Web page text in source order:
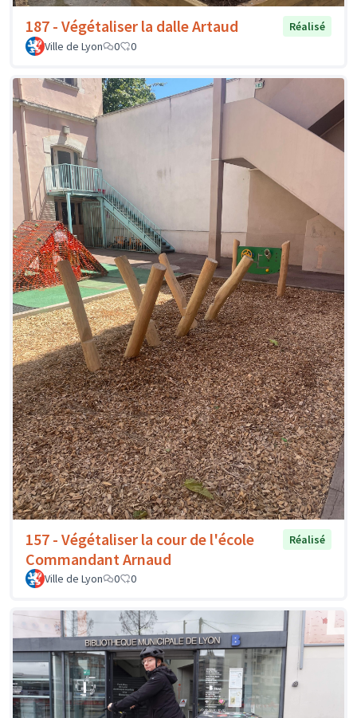
187 - Végétaliser la dalle Artaud
Réalisé
Ville de Lyon
0 0
157 - Végétaliser la cour de l'école
Commandant Arnaud
Réalisé
Ville de Lyon 0 0